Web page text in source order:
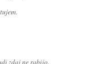
zdaj ne rabijo.